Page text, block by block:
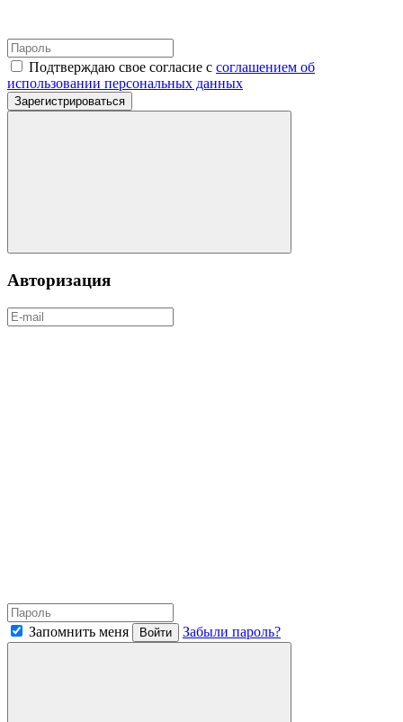
Подтверждаю свое согласие с соглашением об
использовании персональных данных
Зарегистрироваться
Авторизация
Запомнить меня Войти Забыли пароль?